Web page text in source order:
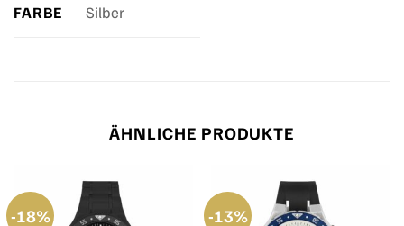
FARBE Silber
ÄHNLICHE PRODUKTE
-18% -13%